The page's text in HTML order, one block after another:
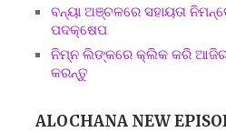
ବନ୍ୟା ଅଞ୍ଚଳରେ ସହାୟତା
ପଦକ୍ଷେପ
ନିମ୍ନ ଲିଙ୍କରେ କ୍ଲିକ କରି ଆଜିର
କରନ୍ତୁ
ALOCHANA NEW